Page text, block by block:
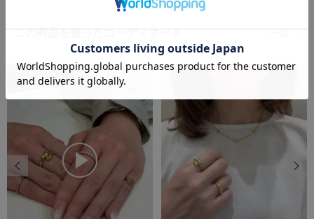
この商品を使ったコーディネート
前の画像